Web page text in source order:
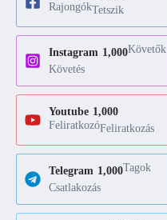
RajongókTetszik
Instagram 1,000Követők
Követés
Youtube 1,000
FeliratkozóFeliratkozás
Telegram 1,000Tagok
Csatlakozás